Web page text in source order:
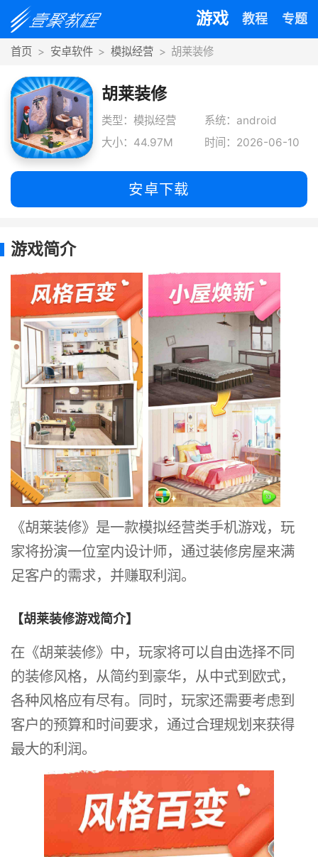
游戏 教程 专题
首页 安卓软件 模拟经营 胡莱装修
胡莱装修
类型：模拟经营
系统：android
大小：44.97M
时间：2026-06-10
安卓下载
游戏简介
《胡莱装修》是一款模拟经营类手机游戏，玩
家将扮演一位室内设计师，通过装修房屋来满
足客户的需求，并赚取利润。
【胡莱装修游戏简介】
在《胡莱装修》中，玩家将可以自由选择不同
的装修风格，从简约到豪华，从中式到欧式，
各种风格应有尽有。同时，玩家还需要考虑到
客户的预算和时间要求，通过合理规划来获得
最大的利润。